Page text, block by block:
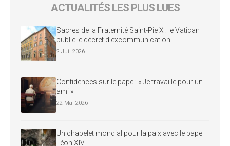
ACTUALITÉS LES PLUS LUES
Sacres de la Fraternité Saint-Pie X : le Vatican
publie le décret d’excommunication
2 Juil 2026
Confidences sur le pape : « Je travaille pour un
ami »
22 Mai 2026
Un chapelet mondial pour la paix avec le pape
Léon XIV